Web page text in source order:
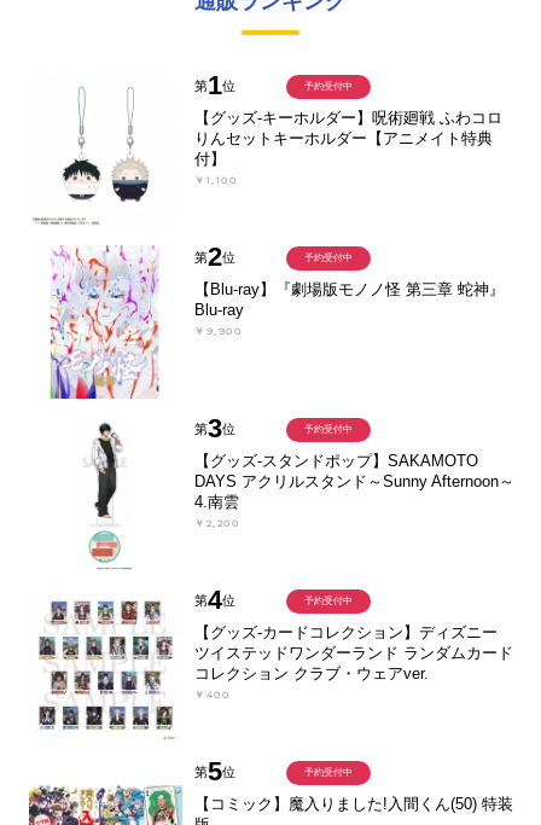
第1位
【グッズ-キーホルダー】呪術廻戦 ふわコロ
りんセットキーホルダー【アニメイト特典
付】
￥1,100
予約受付中
第2位
【Blu-ray】『劇場版モノノ怪 第三章 蛇神』
Blu-ray
￥9,900
予約受付中
第3位
【グッズ-スタンドポップ】SAKAMOTO
DAYS アクリルスタンド～Sunny Afternoon～
4.南雲
￥2,200
予約受付中
第4位
【グッズ-カードコレクション】ディズニー
ツイステッドワンダーランド ランダムカード
コレクション クラブ・ウェアver.
￥400
予約受付中
第5位
【コミック】魔入りました!入間くん(50) 特装
予約受付中